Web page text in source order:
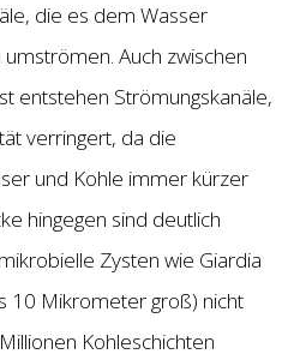
die es dem Wasser
Auch zwischen
entstehen Strömungskanäle,
verringert, da die
und Kohle immer kürzer
hingegen sind deutlich
Zysten wie Giardia
10 Mikrometer groß) nicht
Kohleschichten